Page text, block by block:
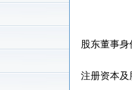
股东董事
注册资本及